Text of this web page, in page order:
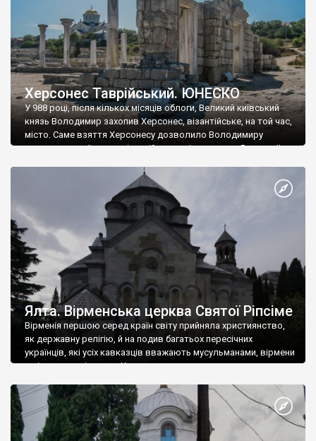
Херсонес Таврійський. ЮНЕСКО
У 988 році, після кількох місяців облоги, Великий київський
князь Володимир захопив Херсонес, візантійське, на той час,
місто. Саме взяття Херсонесу дозволило Володимиру
диктувати свої умови візантійському імператору Василю ІІ, та
Херсонесі Володимир-язичник, став Василем-християнином.
А потім було Хрещення Русі. На честь Херсонесу Таврійського
Ялта. Вірменська церква Святої Ріпсіме
Вірменія першою серед країн світу прийняла християнство,
як державну релігію, й на подив багатьох пересічних
українців, які усіх кавказців вважають мусульманами, вірмени
є відданими вірянами Христа